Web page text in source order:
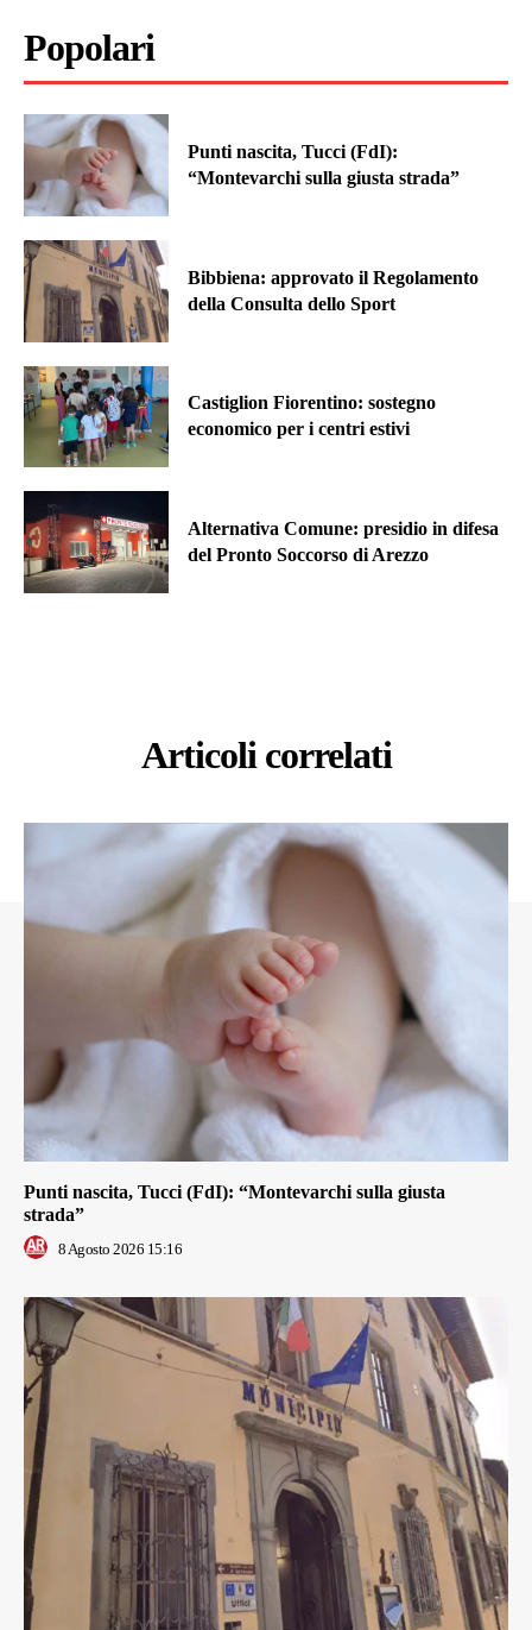
Popolari
Punti nascita, Tucci (FdI):
“Montevarchi sulla giusta strada”
Bibbiena: approvato il Regolamento
della Consulta dello Sport
Castiglion Fiorentino: sostegno
economico per i centri estivi
Alternativa Comune: presidio in difesa
del Pronto Soccorso di Arezzo
Articoli correlati
Punti nascita, Tucci (FdI): “Montevarchi sulla giusta
strada”
8 Agosto 2026 15:16